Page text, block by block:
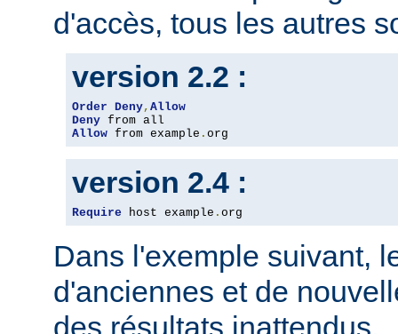
d'accès, tous les autres
version 2.2 :
Order Deny, Allow
Deny
Allow from example . org
version 2.4 :
Require host example . org
Dans l'exemple suivant,
d'anciennes et de
des résultats inattendus.